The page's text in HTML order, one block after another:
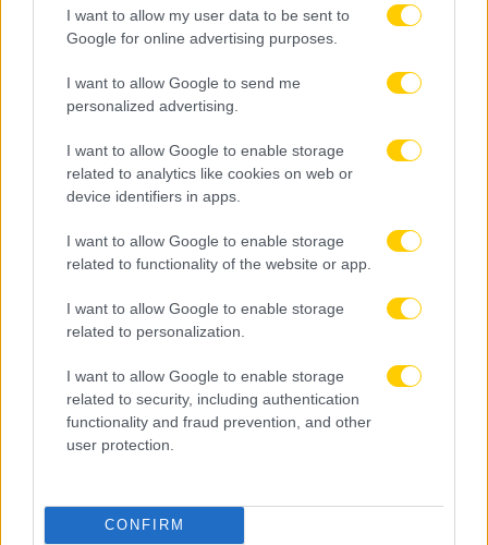
I want to allow my user data to be sent to
Google for online advertising purposes.
I want to allow Google to send me
personalized advertising.
I want to allow Google to enable storage
related to analytics like cookies on web or
device identifiers in apps.
I want to allow Google to enable storage
related to functionality of the website or app.
I want to allow Google to enable storage
related to personalization.
I want to allow Google to enable storage
related to security, including authentication
functionality and fraud prevention, and other
user protection.
CONFIRM
Ελλάδας για τους «8»
10.08.2026, 11:20
Ρόδρι: Η Μπαρτσελόνα «κλέβει» από τη Ρεάλ τον
Ισπανό χαφ